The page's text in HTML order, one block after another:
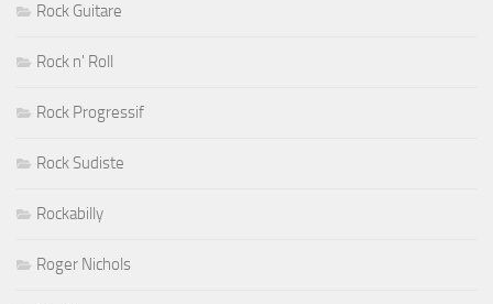
Rock Guitare
Rock n' Roll
Rock Progressif
Rock Sudiste
Rockabilly
Roger Nichols